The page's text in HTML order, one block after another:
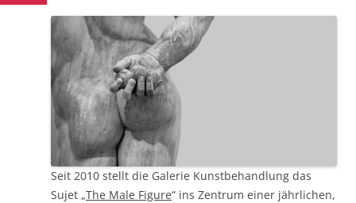
Seit 2010 stellt die Galerie Kunstbehandlung das
Sujet „The Male Figure“ ins Zentrum einer jährlichen,